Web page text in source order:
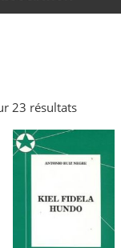
23 résultatsTrié
du
récent
plus
ancien